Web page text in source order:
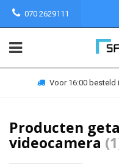
070 2629111
Voor 16:00
Producten
videocamera